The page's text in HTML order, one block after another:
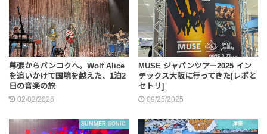
幕張からバンコクへ。Wolf Alice
を追いかけて国境を越えた、1泊2
日の音楽の旅
02/02/2026
MUSE ジャパンツアー2025 イン
テックス大阪に行ってきた[レポと
セトリ]
09/25/2025
SUMMER SONIC 洋楽